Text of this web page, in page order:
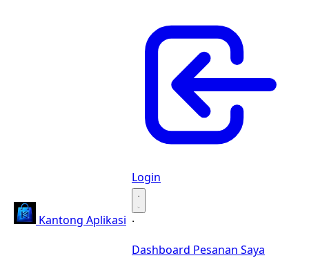
Kantong Aplikasi
Login
·
·
Dashboard Pesanan Saya